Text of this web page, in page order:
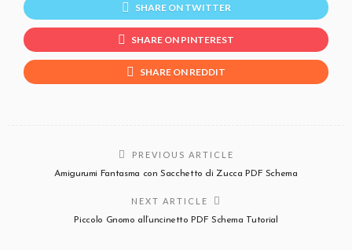
SHARE ON TWITTER
SHARE ON PINTEREST
SHARE ON REDDIT
PREVIOUS ARTICLE
Amigurumi Fantasma con Sacchetto di Zucca PDF Schema
NEXT ARTICLE
Piccolo Gnomo all’uncinetto PDF Schema Tutorial